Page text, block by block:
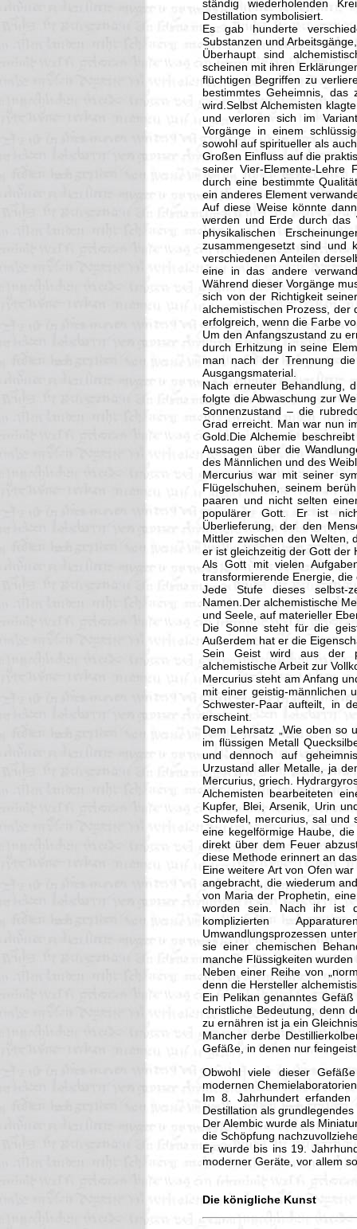
ständig wiederholenden
Destillation symbolisiert.
Es gab hunderte
Substanzen und
Überhaupt sind
scheinen mit ihren
flüchtigen Begriffen zu
bestimmtes Geheimnis,
wird.Selbst Alchemisten
und verloren sich im
Vorgänge in einem
sowohl auf spiritueller als
Großen Einfluss auf die
seiner Vier-Elemente-Lehre
durch eine bestimmte
ein anderes Element
Auf diese Weise könnte
werden und Erde durch das
physikalischen
zusammengesetzt sind und
verschiedenen Anteilen
eine in das andere
Während dieser Vorgänge
sich von der Richtigkeit
alchemistischen Prozess, der
erfolgreich, wenn die Farbe
Um den Anfangszustand zu
durch Erhitzung in seine
man nach der Trennung
Ausgangsmaterial.
Nach erneuter Behandlung,
folgte die Abwaschung zur
Sonnenzustand – die
Grad erreicht. Man war nun
Gold.Die Alchemie
Aussagen über die
des Männlichen und des
Mercurius war mit seiner
Flügelschuhen, seinem
paaren und nicht selten
populärer Gott. Er ist
Überlieferung, der den
Mittler zwischen den Welten,
er ist gleichzeitig der Gott der
Als Gott mit vielen
transformierende Energie,
Jede Stufe dieses selbst-
Namen.Der alchemistische
und Seele, auf materieller
Die Sonne steht für die
Außerdem hat er die
Sein Geist wird aus der
alchemistische Arbeit zur
Mercurius steht am Anfang
mit einer geistig-männlichen
Schwester-Paar aufteilt, in
erscheint.
Dem Lehrsatz „Wie oben so
im flüssigen Metall
und dennoch auf
Urzustand aller Metalle, ja
Mercurius, griech.
Alchemisten bearbeiteten
Kupfer, Blei, Arsenik, Urin
Schwefel, mercurius, sal und
eine kegelförmige Haube,
direkt über dem Feuer
diese Methode erinnert an
Eine weitere Art von Ofen
angebracht, die wiederum
von Maria der Prophetin,
worden sein. Nach ihr ist
komplizierten
Umwandlungsprozessen
sie einer chemischen
manche Flüssigkeiten
Neben einer Reihe von
denn die Hersteller
Ein Pelikan genanntes
christliche Bedeutung, denn
zu ernähren ist ja ein
Mancher derbe
Gefäße, in denen nur
Obwohl viele dieser
modernen
Im 8. Jahrhundert
Destillation als
Der Alembic wurde als
die Schöpfung
Er wurde bis ins 19.
moderner Geräte, vor allem
Die königliche Kunst